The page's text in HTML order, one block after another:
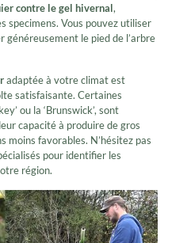
contre le gel hivernal,
specimens. Vous pouvez utiliser
généreusement le pied de l’arbre
adaptée à votre climat est
satisfaisante. Certaines
ou la ‘Brunswick’, sont
capacité à produire de gros
moins favorables. N’hésitez pas
pour identifier les
région.